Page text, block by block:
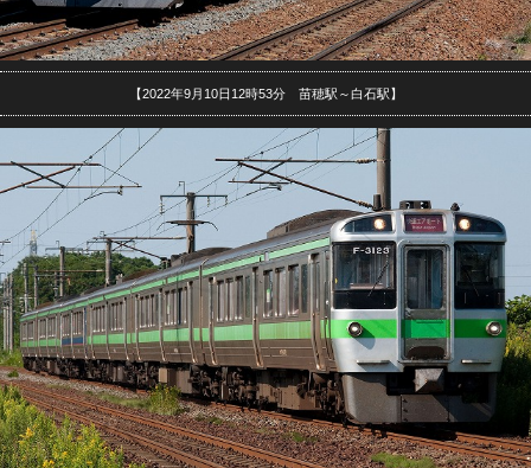
【2022年9月10日12時53分 苗穂駅～白石駅】